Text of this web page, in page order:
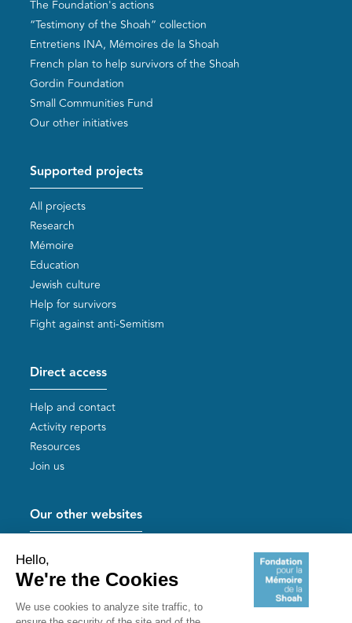
The Foundation's actions
“Testimony of the Shoah” collection
Entretiens INA, Mémoires de la Shoah
French plan to help survivors of the Shoah
Gordin Foundation
Small Communities Fund
Our other initiatives
Supported projects
All projects
Research
Mémoire
Education
Jewish culture
Help for survivors
Fight against anti-Semitism
Direct access
Help and contact
Activity reports
Resources
Join us
Our other websites
Mémoires vives
Useful links